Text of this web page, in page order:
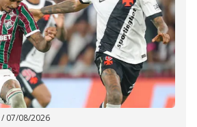
/ 07/08/2026